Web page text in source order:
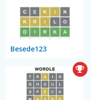
Besede123